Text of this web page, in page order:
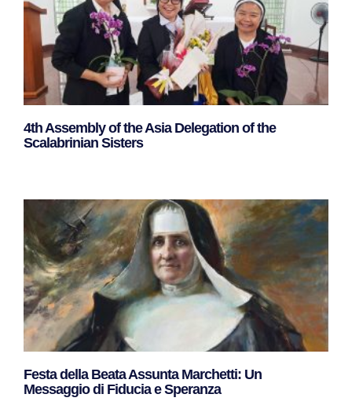
4th Assembly of the Asia Delegation of the
Scalabrinian Sisters
Festa della Beata Assunta Marchetti: Un
Messaggio di Fiducia e Speranza